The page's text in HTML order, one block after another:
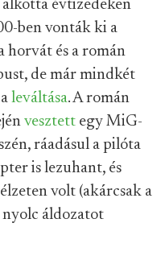
évtizedeken
ben vonták ki a
horvát és a román
de már mindkét
leváltása. A román
vesztett egy MiG-
ráadásul a pilóta
is lezuhant, és
volt (akárcsak a
nyolc áldozatot